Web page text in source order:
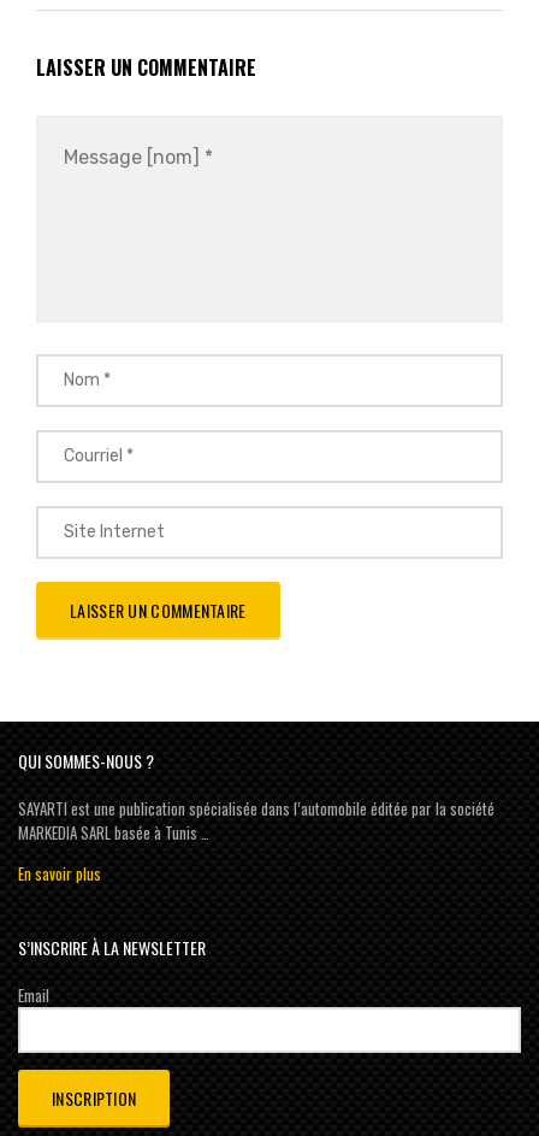
LAISSER UN COMMENTAIRE
QUI SOMMES-NOUS ?
SAYARTI est une publication spécialisée dans l’automobile éditée par la société
MARKEDIA SARL basée à Tunis …
En savoir plus
S’INSCRIRE À LA NEWSLETTER
Email